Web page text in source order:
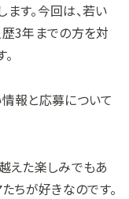
す。今回は、若い
3年までの方を対
報と応募について
えた楽しみでもあ
ちが好きなのです。